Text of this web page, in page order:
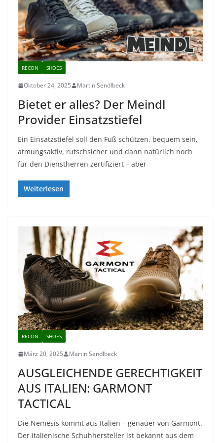
RECON SHOES
Oktober 24, 2025 Martin Sendlbeck
Bietet er alles? Der Meindl
Provider Einsatzstiefel
Ein Einsatzstiefel soll den Fuß schützen, bequem sein,
atmungsaktiv, rutschsicher und dann natürlich noch
für den Dienstherren zertifiziert – aber
Weiterlesen
RECON SHOES
März 20, 2025 Martin Sendlbeck
AUSGLEICHENDE GERECHTIGKEIT
AUS ITALIEN: GARMONT
TACTICAL
Die Nemesis kommt aus Italien – genauer von Garmont.
Der italienische Schuhhersteller ist bekannt aus dem